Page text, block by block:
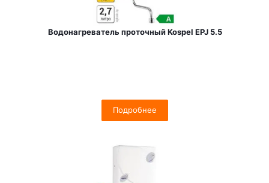
Водонагреватель проточный Kospel EPJ 5.5
Подробнее